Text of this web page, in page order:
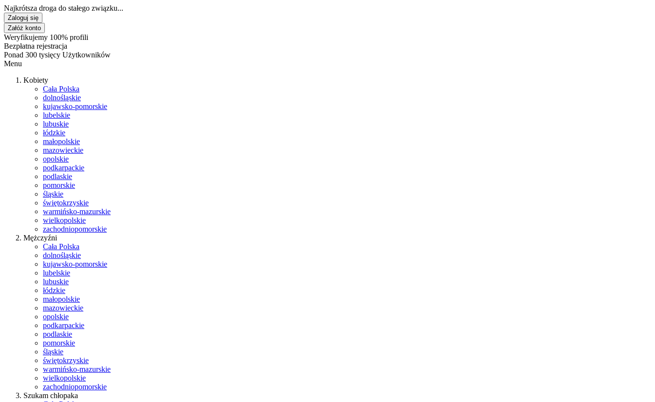
Najkrótsza droga do stałego związku...
Zaloguj się
Załóż konto
Weryfikujemy 100% profili
Bezpłatna rejestracja
Ponad 300 tysięcy Użytkowników
Menu
Kobiety
Cała Polska
dolnośląskie
kujawsko-pomorskie
lubelskie
lubuskie
łódzkie
małopolskie
mazowieckie
opolskie
podkarpackie
podlaskie
pomorskie
śląskie
świętokrzyskie
warmińsko-mazurskie
wielkopolskie
zachodniopomorskie
Mężczyźni
Cała Polska
dolnośląskie
kujawsko-pomorskie
lubelskie
lubuskie
łódzkie
małopolskie
mazowieckie
opolskie
podkarpackie
podlaskie
pomorskie
śląskie
świętokrzyskie
warmińsko-mazurskie
wielkopolskie
zachodniopomorskie
Szukam chłopaka